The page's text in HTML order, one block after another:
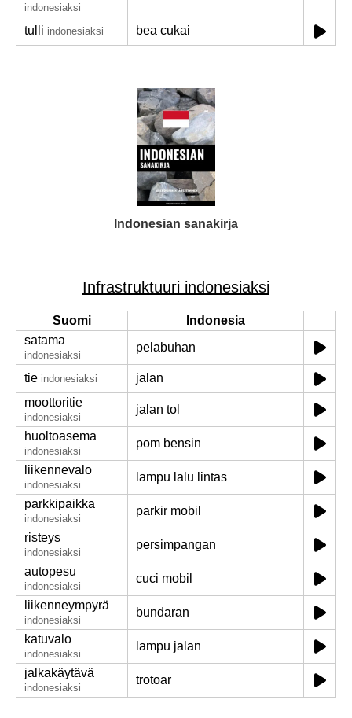
indonesiaksi
tulli indonesiaksi bea cukai
Indonesian sanakirja
Infrastruktuuri indonesiaksi
Suomi
Indonesia
satama
indonesiaksi
pelabuhan
tie indonesiaksi
jalan
moottoritie
indonesiaksi
jalan tol
huoltoasema
indonesiaksi
pom bensin
liikennevalo
indonesiaksi
lampu lalu lintas
parkkipaikka
indonesiaksi
parkir mobil
risteys
indonesiaksi
persimpangan
autopesu
indonesiaksi
cuci mobil
liikenneympyrä
indonesiaksi
bundaran
katuvalo
indonesiaksi
lampu jalan
jalkakäytävä
indonesiaksi
trotoar